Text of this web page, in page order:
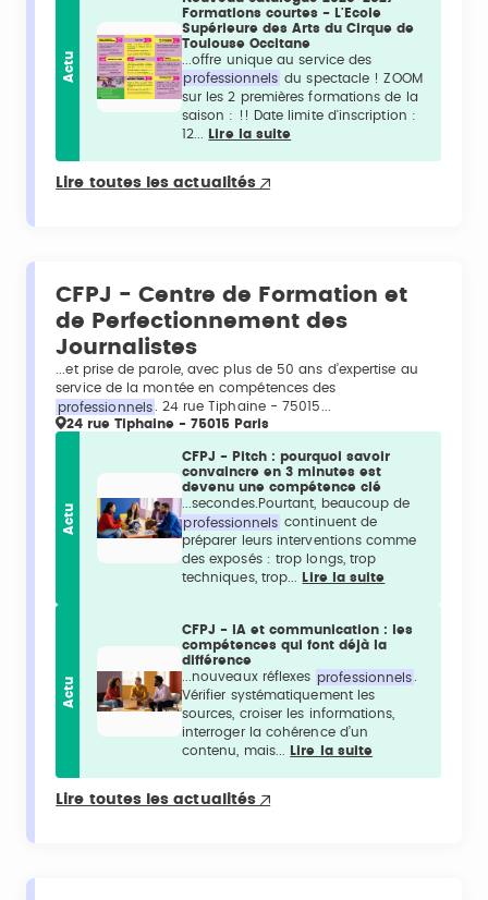
Actu
Formations courtes - L'Ecole
Supérieure des Arts du Cirque de
Toulouse Occitane
...offre unique au service des
professionnels du spectacle ! ZOOM
sur les 2 premières formations de la
saison : !! Date limite d'inscription :
12...
Lire la suite
Lire toutes les actualités
CFPJ - Centre de Formation et
de Perfectionnement des
Journalistes
...et prise de parole, avec plus de 50 ans d’expertise au
service de la montée en compétences des
professionnels
. 24 rue Tiphaine - 75015...
24 rue Tiphaine - 75015 Paris
Actu
CFPJ - Pitch : pourquoi savoir
convaincre en 3 minutes est
devenu une compétence clé
...secondes.Pourtant, beaucoup de
professionnels continuent de
préparer leurs interventions comme
des exposés : trop longs, trop
techniques, trop...
Lire la suite
Actu
CFPJ - IA et communication : les
compétences qui font déjà la
différence
...nouveaux réflexes professionnels
Vérifier systématiquement les
sources, croiser les informations,
interroger la cohérence d’un
contenu, mais...
Lire la suite
Lire toutes les actualités